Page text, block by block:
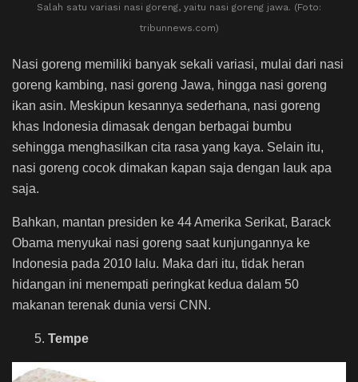
Salah satu variasi nasi goreng, yaitu nasi goreng jawa. (Foto:
tribunnews.com)
Nasi goreng memiliki banyak sekali variasi, mulai dari nasi
goreng kambing, nasi goreng Jawa, hingga nasi goreng
ikan asin. Meskipun kesannya sederhana, nasi goreng
khas Indonesia dimasak dengan berbagai bumbu
sehingga menghasilkan cita rasa yang kaya. Selain itu,
nasi goreng cocok dimakan kapan saja dengan lauk apa
saja.
Bahkan, mantan presiden ke 44 Amerika Serikat, Barack
Obama menyukai nasi goreng saat kunjungannya ke
Indonesia pada 2010 lalu. Maka dari itu, tidak heran
hidangan ini menempati peringkat kedua dalam 50
makanan terenak dunia versi CNN.
5. Tempe